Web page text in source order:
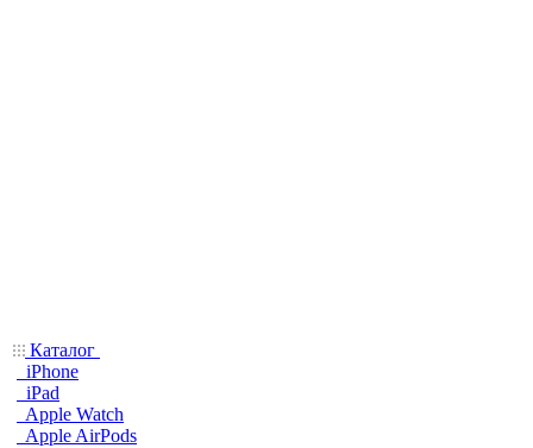
Каталог
iPhone
iPad
Apple Watch
Apple AirPods